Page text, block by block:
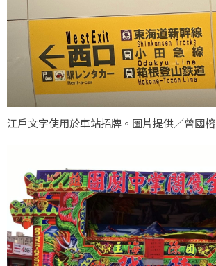
江戶文字使用於車站招牌。圖片提供／曾國榕